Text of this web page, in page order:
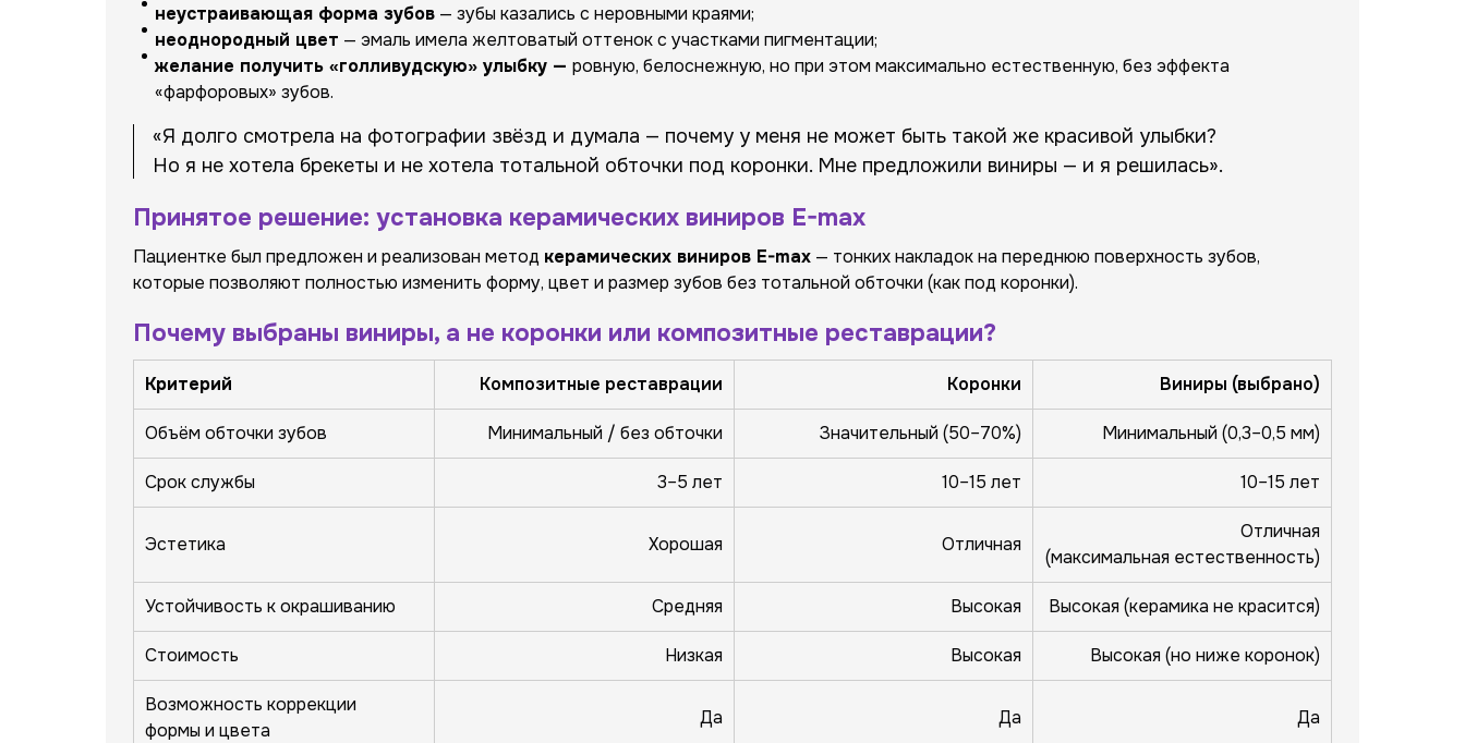
неустраивающая форма зубов — зубы казались с неровными краями;
неоднородный цвет — эмаль имела желтоватый оттенок с участками пигментации;
желание получить «голливудскую» улыбку — ровную, белоснежную, но при этом максимально естественную, без эффекта
«фарфоровых» зубов.
«Я долго смотрела на фотографии звёзд и думала — почему у меня не может быть такой же красивой улыбки?
Но я не хотела брекеты и не хотела тотальной обточки под коронки. Мне предложили виниры — и я решилась».
Принятое решение: установка керамических виниров E-max
Пациентке был предложен и реализован метод керамических виниров E-max — тонких накладок на переднюю поверхность зубов,
которые позволяют полностью изменить форму, цвет и размер зубов без тотальной обточки (как под коронки).
Почему выбраны виниры, а не коронки или композитные реставрации?
Критерий Композитные реставрации Коронки Виниры (выбрано)
Объём обточки зубов Минимальный / без обточки Значительный (50–70%) Минимальный (0,3–0,5 мм)
Срок службы 3–5 лет 10–15 лет 10–15 лет
Эстетика Хорошая Отличная
Отличная
(максимальная естественность)
Устойчивость к окрашиванию Средняя Высокая Высокая (керамика не красится)
Стоимость Низкая Высокая Высокая (но ниже коронок)
Возможность коррекции
формы и цвета
Да Да Да